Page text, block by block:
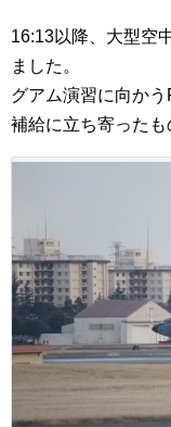
16:13以降、大型空
ました。
グアム演習に向か
補給に立ち寄ったも